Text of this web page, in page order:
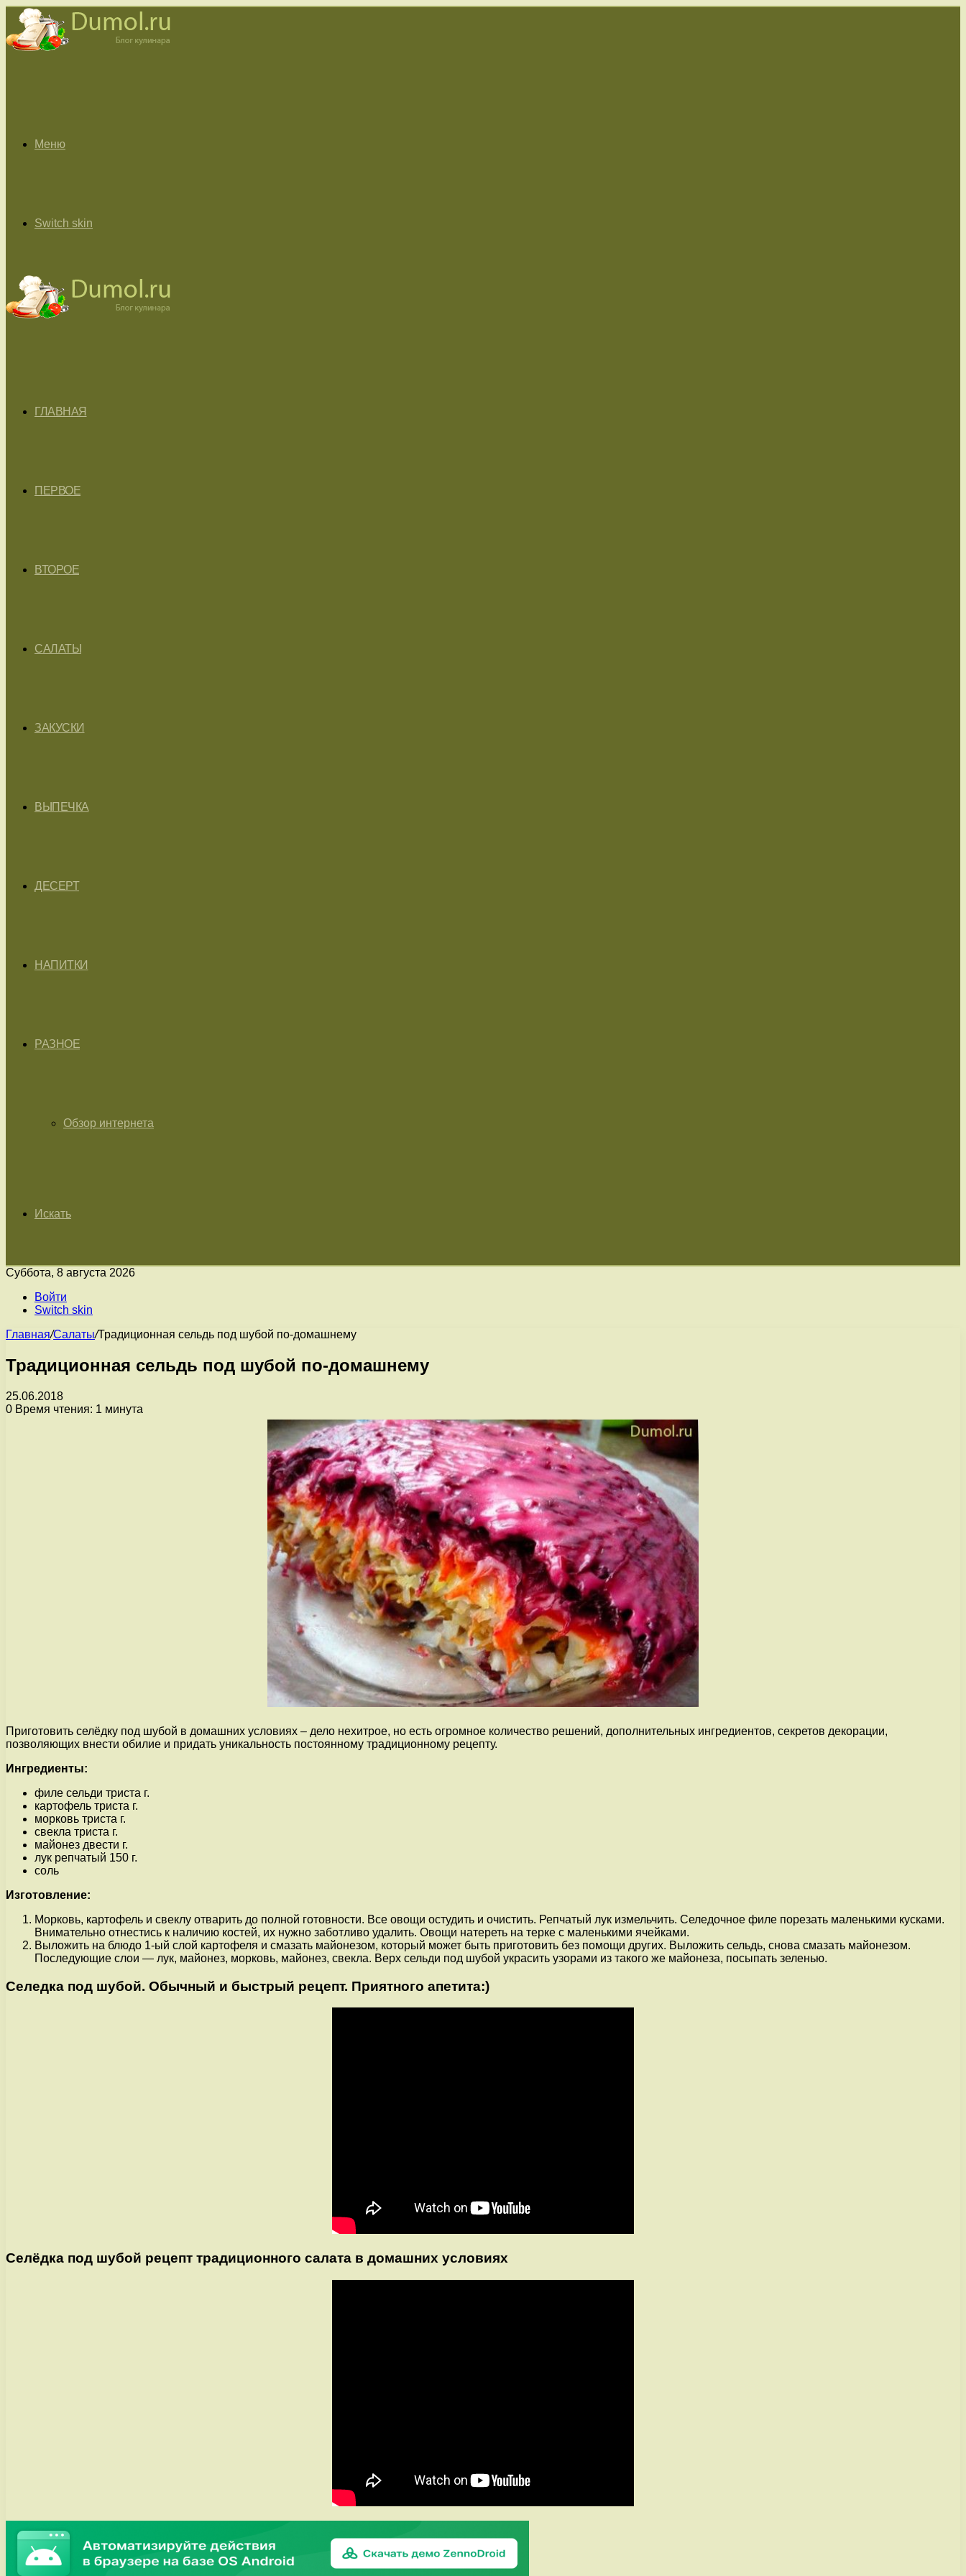
Меню
Switch skin
ГЛАВНАЯ
ПЕРВОЕ
ВТОРОЕ
САЛАТЫ
ЗАКУСКИ
ВЫПЕЧКА
ДЕСЕРТ
НАПИТКИ
РАЗНОЕ
Обзор интернета
Искать
Суббота, 8 августа 2026
Войти
Switch skin
Главная/Салаты/Традиционная сельдь под шубой по-домашнему
Традиционная сельдь под шубой по-домашнему
25.06.2018
0 Время чтения: 1 минута
Приготовить селёдку под шубой в домашних условиях – дело нехитрое, но есть огромное количество решений, дополнительных ингредиентов, секретов декорации,
позволяющих внести обилие и придать уникальность постоянному традиционному рецепту.
Ингредиенты:
филе сельди триста г.
картофель триста г.
морковь триста г.
свекла триста г.
майонез двести г.
лук репчатый 150 г.
соль
Изготовление:
Морковь, картофель и свеклу отварить до полной готовности. Все овощи остудить и очистить. Репчатый лук измельчить. Селедочное филе порезать маленькими кусками.
Внимательно отнестись к наличию костей, их нужно заботливо удалить. Овощи натереть на терке с маленькими ячейками.
Выложить на блюдо 1-ый слой картофеля и смазать майонезом, который может быть приготовить без помощи других. Выложить сельдь, снова смазать майонезом.
Последующие слои — лук, майонез, морковь, майонез, свекла. Верх сельди под шубой украсить узорами из такого же майонеза, посыпать зеленью.
Селедка под шубой. Обычный и быстрый рецепт. Приятного апетита:)
Селёдка под шубой рецепт традиционного салата в домашних условиях